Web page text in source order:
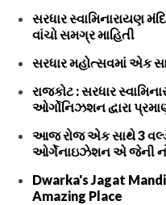
સરધાર સ્વામિનારાયણ
વાંચો સમગ્ર માહિતી
સરધાર મહોત્સવમાં એક
રાજકોટ : સરધાર
ઓર્ગોનિઝશન દ્વારા
આજ રોજ એક સાથે 3 વર્લ્ડ
ઓર્ગેનાઇઝેશન એ જેની
Dwarka's Jagat
Amazing Place